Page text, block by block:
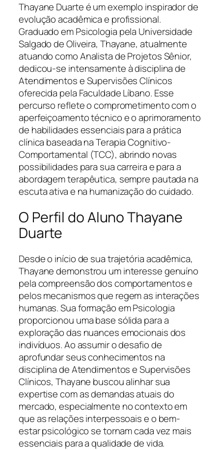
Thayane Duarte é um exemplo inspirador de
evolução acadêmica e profissional.
Graduado em Psicologia pela Universidade
Salgado de Oliveira, Thayane, atualmente
atuando como Analista de Projetos Sênior,
dedicou-se intensamente à disciplina de
Atendimentos e Supervisões Clínicos
oferecida pela Faculdade Líbano. Esse
percurso reflete o comprometimento com o
aperfeiçoamento técnico e o aprimoramento
de habilidades essenciais para a prática
clínica baseada na Terapia Cognitivo-
Comportamental (TCC), abrindo novas
possibilidades para sua carreira e para a
abordagem terapêutica, sempre pautada na
escuta ativa e na humanização do cuidado.
O Perfil do Aluno Thayane
Duarte
Desde o início de sua trajetória acadêmica,
Thayane demonstrou um interesse genuíno
pela compreensão dos comportamentos e
pelos mecanismos que regem as interações
humanas. Sua formação em Psicologia
proporcionou uma base sólida para a
exploração das nuances emocionais dos
indivíduos. Ao assumir o desafio de
aprofundar seus conhecimentos na
disciplina de Atendimentos e Supervisões
Clínicos, Thayane buscou alinhar sua
expertise com as demandas atuais do
mercado, especialmente no contexto em
que as relações interpessoais e o bem-
estar psicológico se tornam cada vez mais
essenciais para a qualidade de vida.